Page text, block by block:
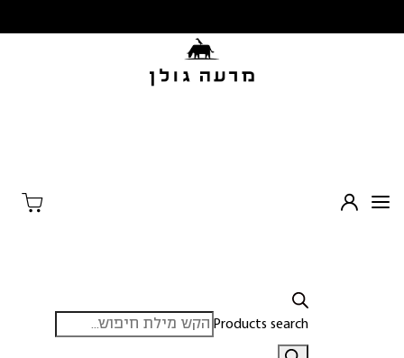
Products search